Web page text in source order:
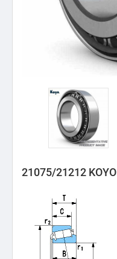
21075/21212 KOYO